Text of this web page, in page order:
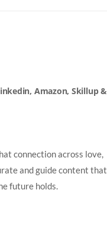
connection across love,
and guide content that
future holds.